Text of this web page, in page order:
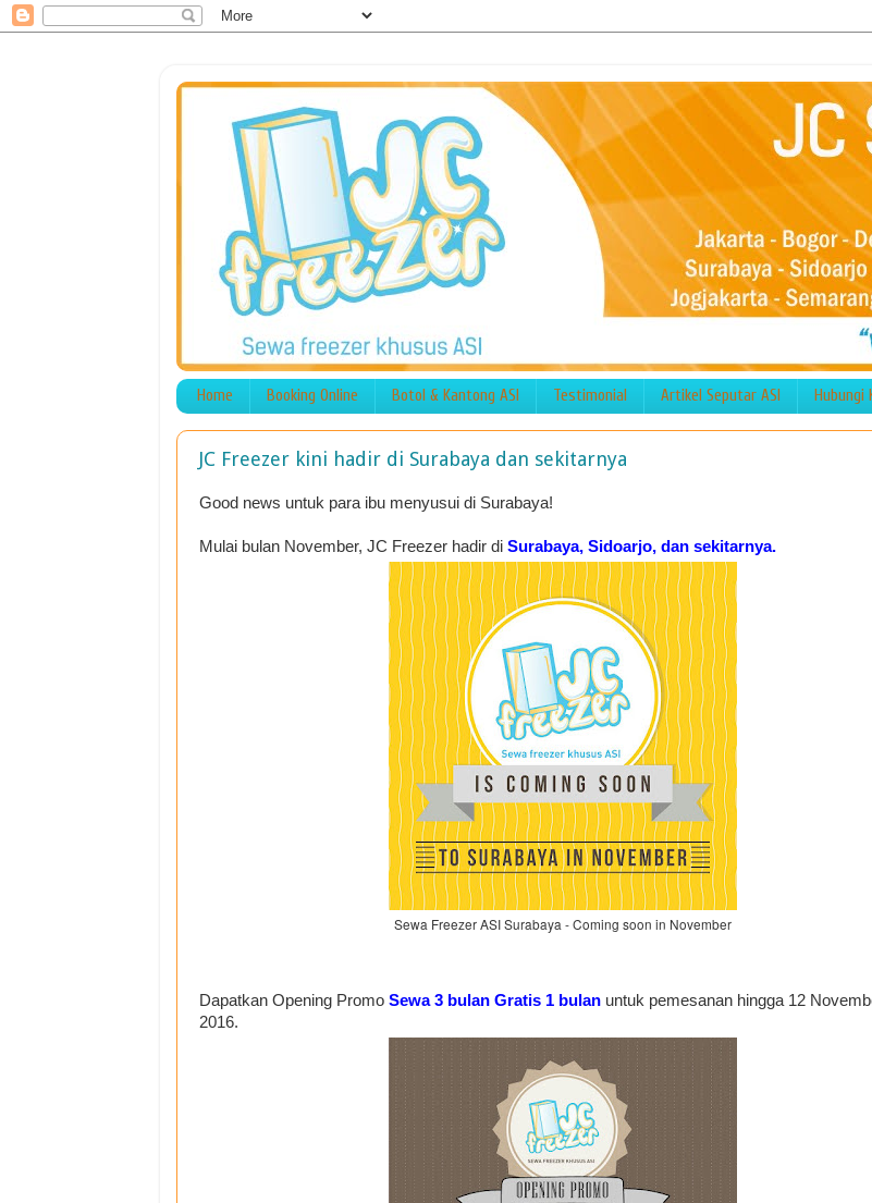
Home Booking Online Botol & Kantong ASI Testimonial Artikel Seputar ASI Hubungi
JC Freezer kini hadir di Surabaya dan sekitarnya
Good news untuk para ibu menyusui di Surabaya!
Mulai bulan November, JC Freezer hadir di Surabaya, Sidoarjo, dan sekitarnya.
Sewa Freezer ASI Surabaya - Coming soon in November
Dapatkan Opening Promo Sewa 3 bulan Gratis 1 bulan untuk pemesanan hingga 12
2016.